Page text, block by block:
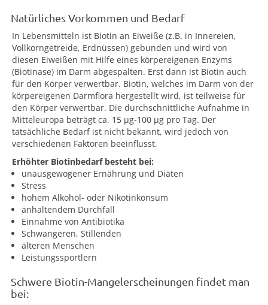
Natürliches Vorkommen und Bedarf
In Lebensmitteln ist Biotin an Eiweiße (z.B. in Innereien,
Vollkorngetreide, Erdnüssen) gebunden und wird von
diesen Eiweißen mit Hilfe eines körpereigenen Enzyms
(Biotinase) im Darm abgespalten. Erst dann ist Biotin auch
für den Körper verwertbar. Biotin, welches im Darm von der
körpereigenen Darmflora hergestellt wird, ist teilweise für
den Körper verwertbar. Die durchschnittliche Aufnahme in
Mitteleuropa beträgt ca. 15 µg-100 µg pro Tag. Der
tatsächliche Bedarf ist nicht bekannt, wird jedoch von
verschiedenen Faktoren beeinflusst.
Erhöhter Biotinbedarf besteht bei:
unausgewogener Ernährung und Diäten
Stress
hohem Alkohol- oder Nikotinkonsum
anhaltendem Durchfall
Einnahme von Antibiotika
Schwangeren, Stillenden
älteren Menschen
Leistungssportlern
Schwere Biotin-Mangelerscheinungen findet man
bei: